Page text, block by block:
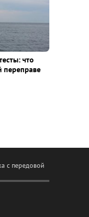
что
переправе
с передовой